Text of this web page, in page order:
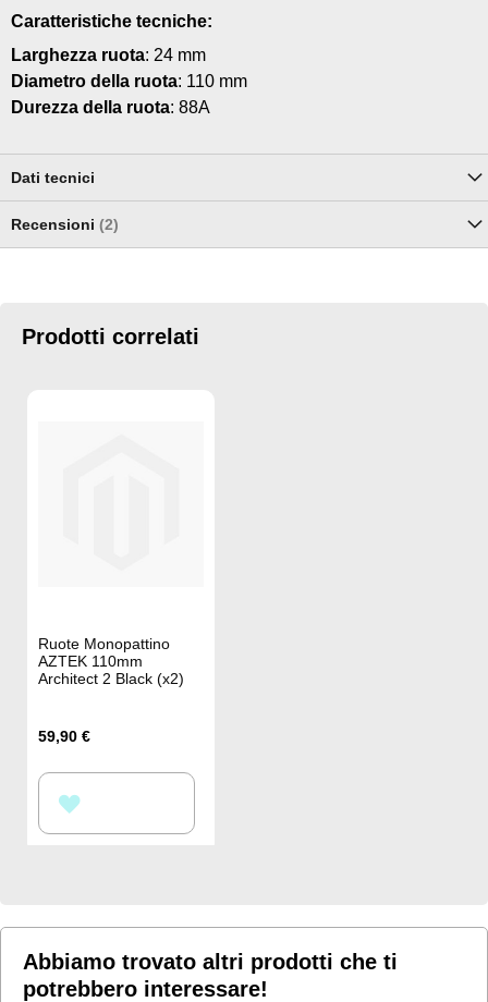
Caratteristiche tecniche:
Larghezza ruota: 24 mm
Diametro della ruota: 110 mm
Durezza della ruota: 88A
Dati tecnici
Recensioni 2
Prodotti correlati
Ruote Monopattino
AZTEK 110mm
Architect 2 Black (x2)
59,90 €
ALLA
Abbiamo trovato altri prodotti che ti
potrebbero interessare!